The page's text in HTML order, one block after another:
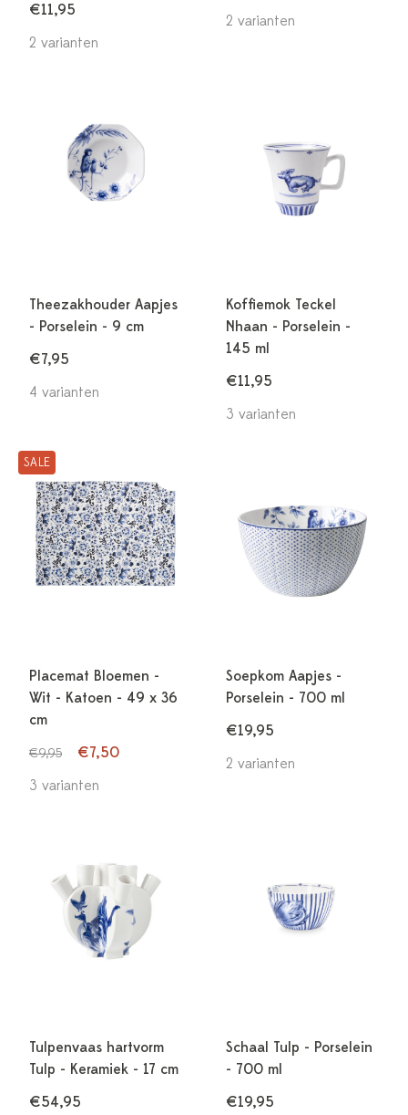
€11,95
2 varianten
2 varianten
Theezakhouder Aapjes
- Porselein - 9 cm
€7,95
4 varianten
Koffiemok Teckel
Nhaan - Porselein -
145 ml
€11,95
3 varianten
SALE
Placemat Bloemen -
Wit - Katoen - 49 x 36
cm
€9,95
€7,50
3 varianten
Soepkom Aapjes -
Porselein - 700 ml
€19,95
2 varianten
Tulpenvaas hartvorm
Tulp - Keramiek - 17 cm
€54,95
Schaal Tulp - Porselein
- 700 ml
€19,95